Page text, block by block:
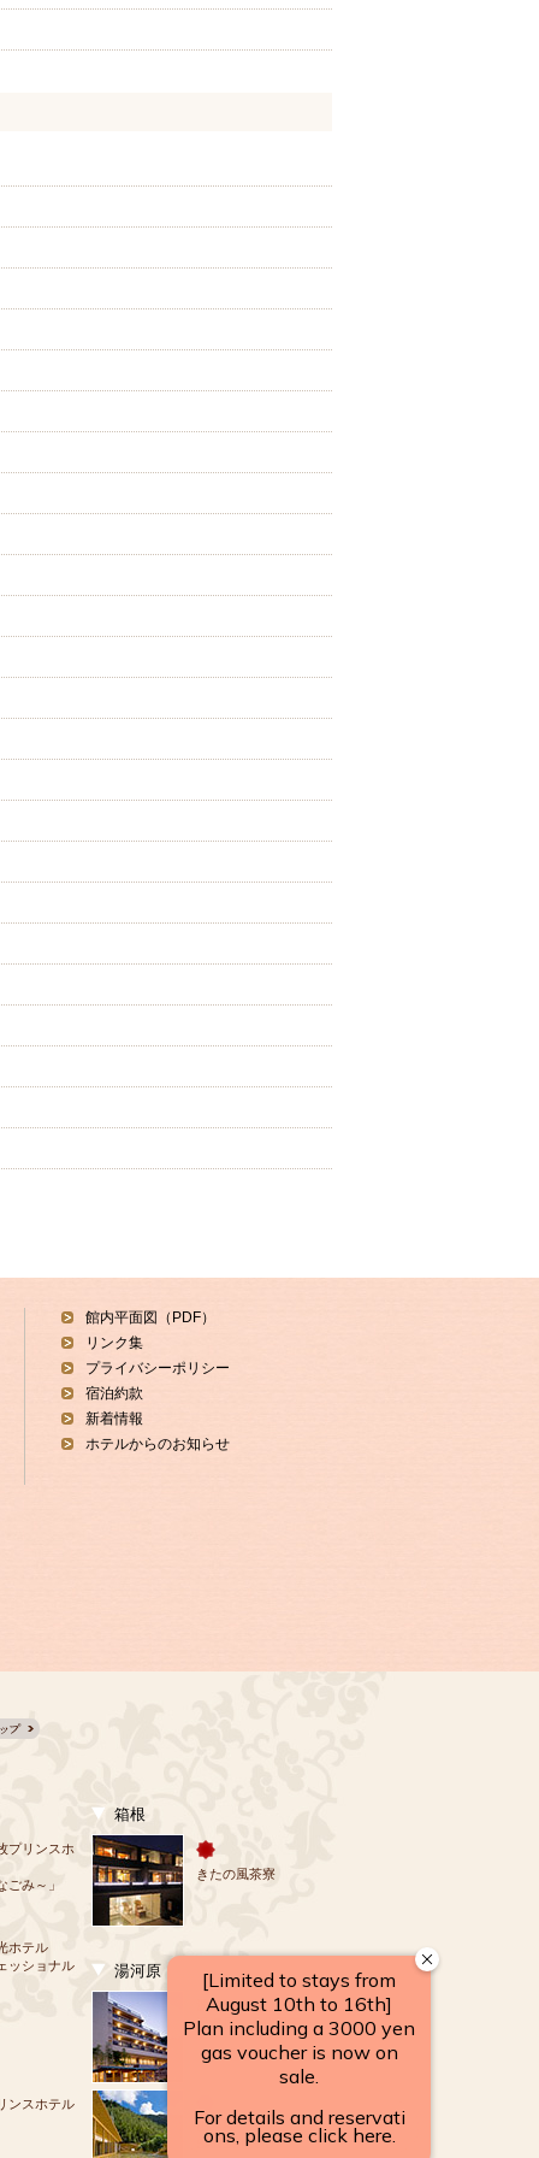
館内平面図（PDF）
リンク集
プライバシーポリシー
宿泊約款
新着情報
ホテルからのお知らせ
プリンスホ
ごみ～」
ホテル
ッショナル
ンスホテル
箱根
きたの風茶寮
湯河原
源泉のお宿
湯河原 千代田荘
山翠楼
SANSUIROU